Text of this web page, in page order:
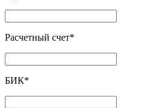
Расчетный счет*
БИК*